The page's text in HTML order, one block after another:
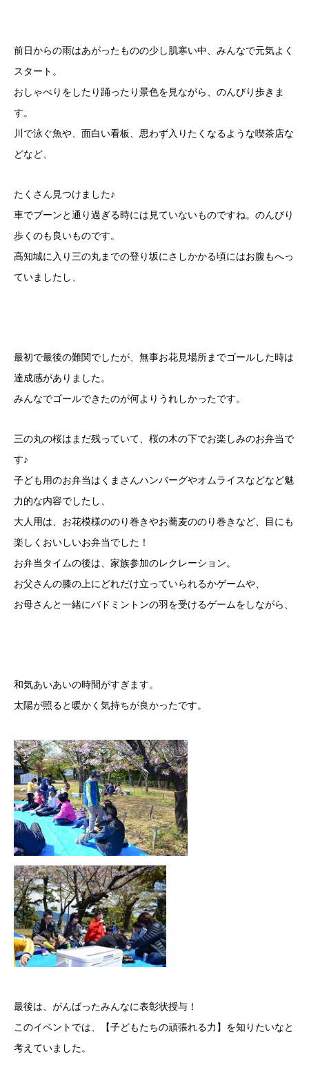
前日からの雨はあがったものの少し肌寒い中、みんなで元気よく
ス タート。
おしゃべりをしたり踊ったり景色を見ながら、のんびり歩きま
す。
川で泳ぐ魚や、面白い看板、思わず入りたくなるような喫茶店な
どなど、
たくさん見つけました♪
車でブーンと通り過ぎる時には見ていないものですね。のんびり
歩くのも良いものです。
高知城に入り三の丸までの登り坂にさしかかる頃にはお腹もへっ
ていましたし、
最初で最後の難関でしたが、無事お花見場所までゴールした時は
達成感がありました。
みんなでゴールできたのが何よりうれしかったです。
三の丸の桜はまだ残っていて、桜の木の下でお楽しみのお弁当で
す♪
子ども用のお弁当はくまさんハンバーグやオムライスなどなど魅
力的な内容でしたし、
大人用は、お花模様ののり巻きやお蕎麦ののり巻きなど、目にも
楽しくおいしいお弁当でした！
お弁当タイムの後は、家族参加のレクレーション。
お父さんの膝の上にどれだけ立っていられるかゲームや、
お母さんと一緒にバドミントンの羽を受けるゲームをしながら、
和気あいあいの時間がすぎます。
太陽が照ると暖かく気持ちが良かったです。
最後は、がんばったみんなに表彰状授与！
このイベントでは、【子どもたちの頑張れる力】を知りたいなと
考えていました。